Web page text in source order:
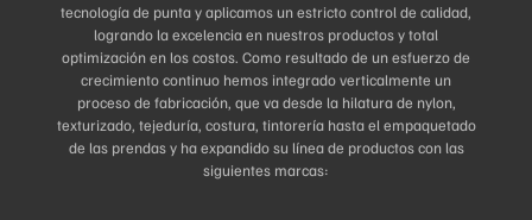
tecnología de punta y aplicamos un estricto control de calidad,
logrando la excelencia en nuestros productos y total
optimización en los costos. Como resultado de un esfuerzo de
crecimiento continuo hemos integrado verticalmente un
proceso de fabricación, que va desde la hilatura de nylon,
texturizado, tejeduría, costura, tintorería hasta el empaquetado
de las prendas y ha expandido su línea de productos con las
siguientes marcas: